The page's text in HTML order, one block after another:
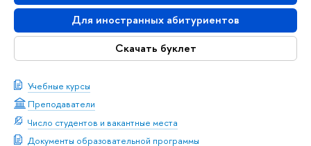
Для иностранных абитуриентов
Скачать буклет
Учебные курсы
Преподаватели
Число студентов и вакантные места
Документы образовательной программы